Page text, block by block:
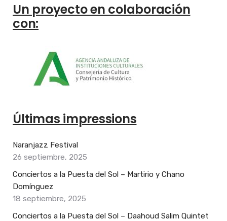
Un proyecto en colaboración
con:
Últimas impressions
Naranjazz Festival
26 septiembre, 2025
Conciertos a la Puesta del Sol – Martirio y Chano
Domínguez
18 septiembre, 2025
Conciertos a la Puesta del Sol – Daahoud Salim Quintet